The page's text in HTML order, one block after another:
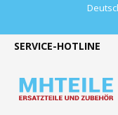
SERVICE-HOTLINE